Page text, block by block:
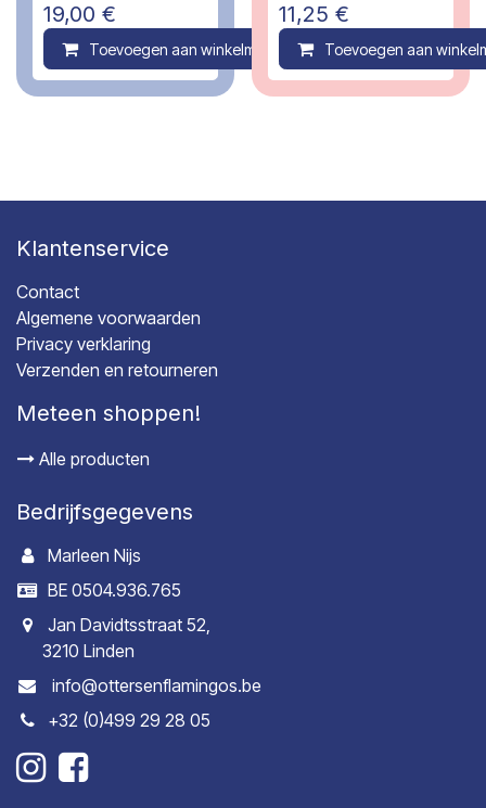
19,00 €
Toevoegen aan winkelmandje Compare
11,25 €
Toevoegen aan
Klantenservice
Contact
Algemene voorwaarden
Privacy verklaring
Verzenden en retourneren
Meteen shoppen!
Alle producten
Bedrijfsgegevens
Marleen Nijs
BE 0504.936.765
Jan Davidtsstraat 52,
3210 Linden
info@ottersenflamingos.be
+32 (0)499 29 28 05